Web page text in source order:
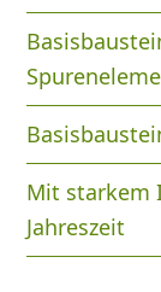
Mit starkem
Jahreszeit